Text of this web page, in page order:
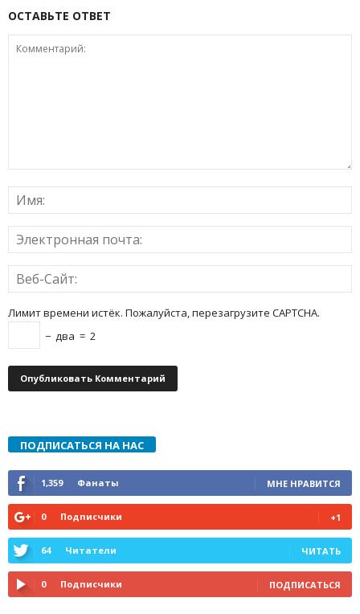
ОСТАВЬТЕ ОТВЕТ
Лимит времени истёк. Пожалуйста, перезагрузите CAPTCHA.
− два = 2
ПОДПИСАТЬСЯ НА НАС
1,359 Фанаты МНЕ НРАВИТСЯ
0 Подписчики +1
64 Читатели ЧИТАТЬ
0 Подписчики ПОДПИСАТЬСЯ